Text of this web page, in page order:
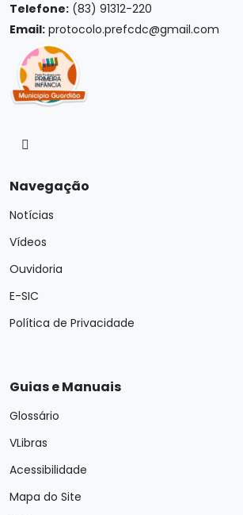
Telefone: (83) 91312-220
Email: protocolo.prefcdc@gmail.com
Navegação
Notícias
Vídeos
Ouvidoria
E-SIC
Política de Privacidade
Guias e Manuais
Glossário
VLibras
Acessibilidade
Mapa do Site